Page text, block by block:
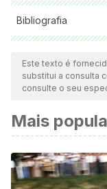
Bibliografia
Todas as fontes
nossa equipe para
atualidade e
cientificamente.
Rodríguez-
Marín-Arias, L.,
(2007). Hábitos
Este texto é
substitui a consulta
consulte o seu
Mais